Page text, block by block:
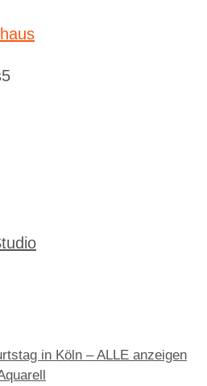
in Köln – ALLE anzeigen